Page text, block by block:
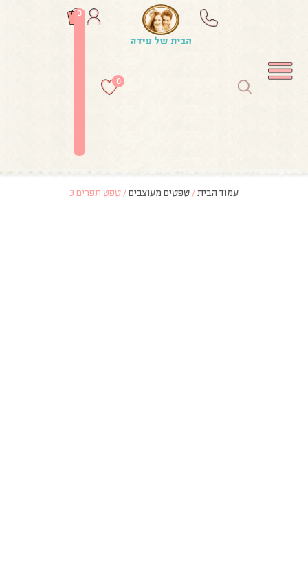
0
0
עמוד הבית/ טפטים מעוצבים/ טפט תפרים 3